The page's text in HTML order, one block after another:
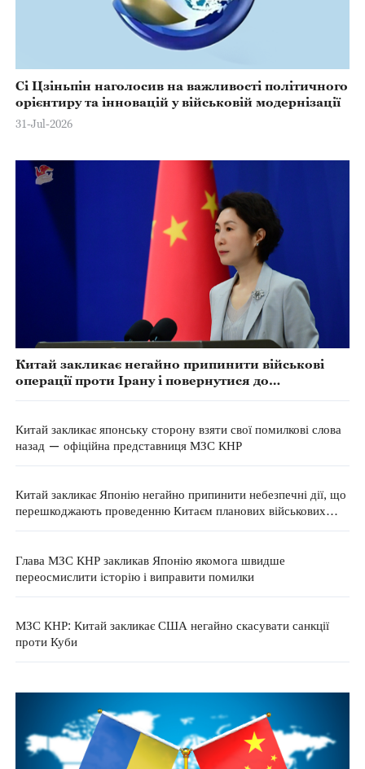
Сі Цзіньпін наголосив на важливості політичного
орієнтиру та інновацій у військовій модернізації
31-Jul-2026
Китай закликає негайно припинити військові
операції проти Ірану і повернутися до
Китай закликає японську сторону взяти свої помилкові слова
назад — офіційна представниця МЗС КНР
Китай закликає Японію негайно припинити небезпечні дії, що
перешкоджають проведенню Китаєм планових військових
Глава МЗС КНР закликав Японію якомога швидше
переосмислити історію і виправити помилки
МЗС КНР: Китай закликає США негайно скасувати санкції
проти Куби